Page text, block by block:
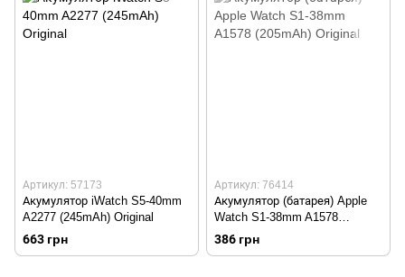
Артикул: 57173
Акумулятор iWatch S5-40mm
A2277 (245mAh) Original
663 грн
Артикул: 76414
Акумулятор (батарея) Apple
Watch S1-38mm A1578
(205mAh) Original
386 грн